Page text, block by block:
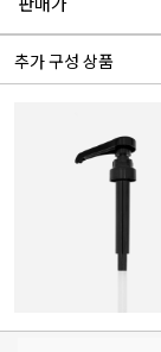
추가 구성 상품